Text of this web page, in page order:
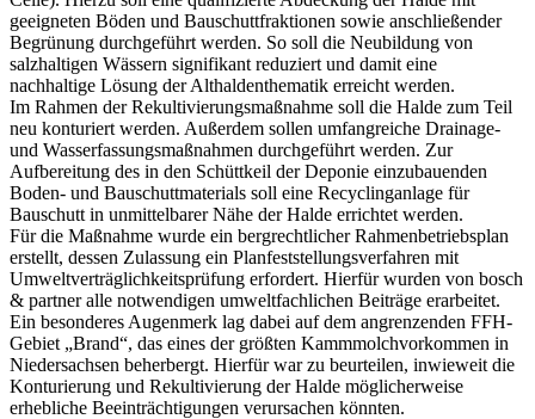
geeigneten Böden und Bauschuttfraktionen sowie anschließender
Begrünung durchgeführt werden. So soll die Neubildung von
salzhaltigen Wässern signifikant reduziert und damit eine
nachhaltige Lösung der Althaldenthematik erreicht werden.
Im Rahmen der Rekultivierungsmaßnahme soll die Halde zum Teil
neu konturiert werden. Außerdem sollen umfangreiche Drainage-
und Wasserfassungsmaßnahmen durchgeführt werden. Zur
Aufbereitung des in den Schüttkeil der Deponie einzubauenden
Boden- und Bauschuttmaterials soll eine Recyclinganlage für
Bauschutt in unmittelbarer Nähe der Halde errichtet werden.
Für die Maßnahme wurde ein bergrechtlicher Rahmenbetriebsplan
erstellt, dessen Zulassung ein Planfeststellungsverfahren mit
Umweltverträglichkeitsprüfung erfordert. Hierfür wurden von bosch
& partner alle notwendigen umweltfachlichen Beiträge erarbeitet.
Ein besonderes Augenmerk lag dabei auf dem angrenzenden FFH-
Gebiet „Brand“, das eines der größten Kammmolchvorkommen in
Niedersachsen beherbergt. Hierfür war zu beurteilen, inwieweit die
Konturierung und Rekultivierung der Halde möglicherweise
erhebliche Beeinträchtigungen verursachen könnten.